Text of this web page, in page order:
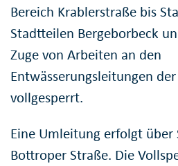
Bereich Krablerstraße bis
Stadtteilen Bergeborbeck
Zuge von Arbeiten an den
Entwässerungsleitungen
vollgesperrt.
Eine Umleitung erfolgt
Bottroper Straße. Die